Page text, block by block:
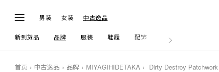
男装 女装 中古逸品
新到货品 品牌 服装 鞋履 配饰 生活
首页 中古逸品 品牌 MIYAGIHIDETAKA Dirty Destroy